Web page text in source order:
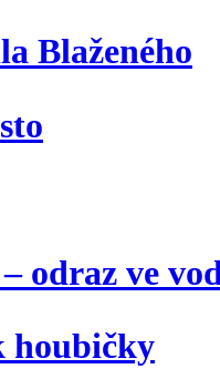
Blaženého
odraz ve
houbičky